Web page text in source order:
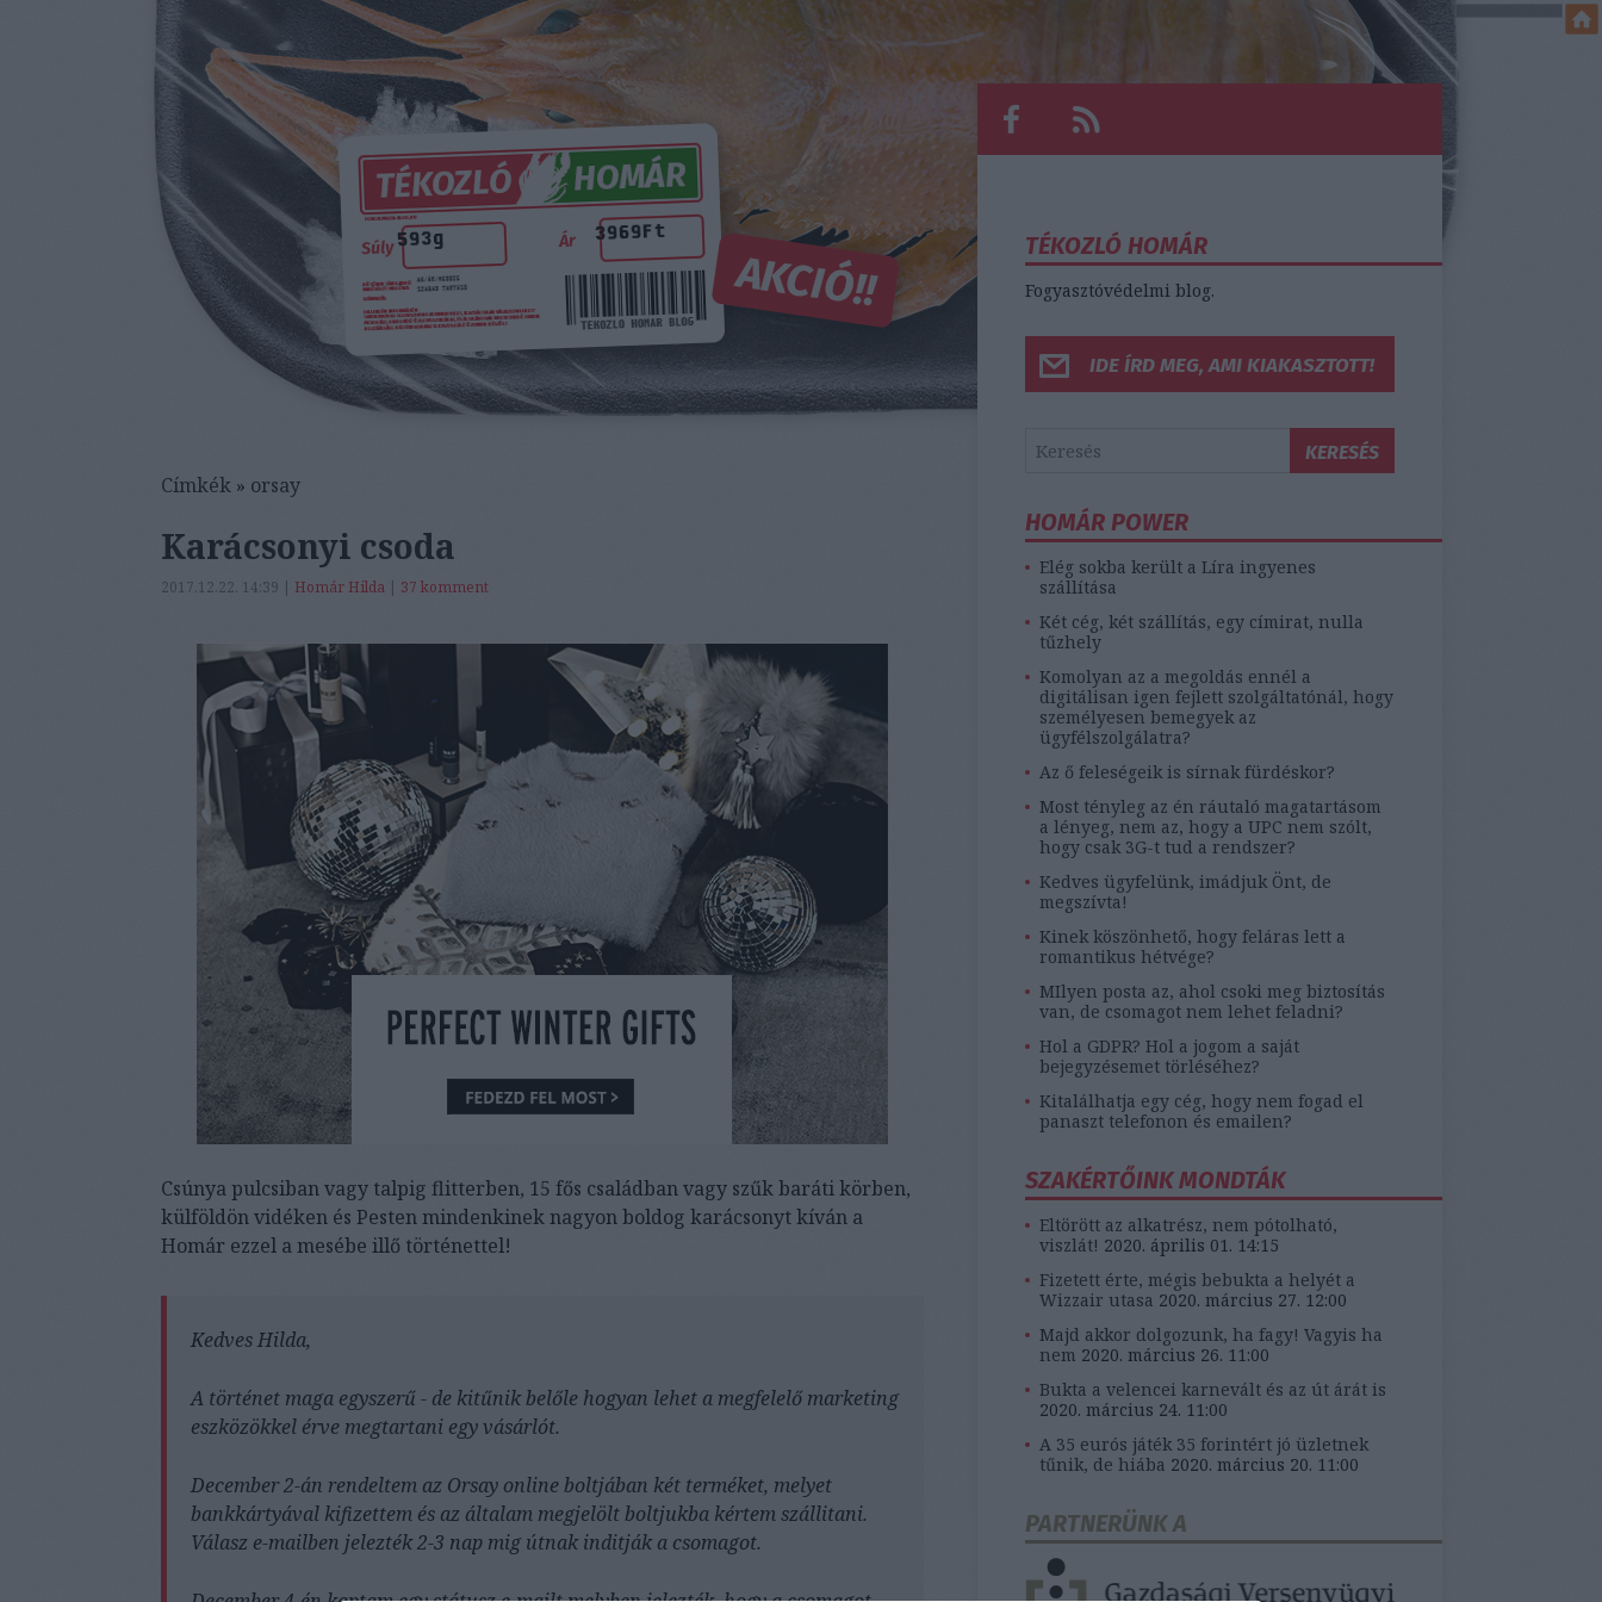
Címkék» orsay
Karácsonyi csoda
2017.12.22. 14:39 | Homár Hilda | 37 komment
Csúnya pulcsiban vagy talpig flitterben, 15 fős családban vagy szűk baráti körben,
külföldön vidéken és Pesten mindenkinek nagyon boldog karácsonyt kíván a
Homár ezzel a mesébe illő történettel!
Kedves Hilda,
A történet maga egyszerű - de kitűnik belőle hogyan lehet a megfelelő marketing
eszközökkel érve megtartani egy vásárlót.
December 2-án rendeltem az Orsay online boltjában két terméket, melyet
bankkártyával kifizettem és az általam megjelölt boltjukba kértem szállitani.
Válasz e-mailben jelezték 2-3 nap mig útnak inditják a csomagot.
TÉKOZLÓ HOMÁR
Fogyasztóvédelmi blog.
IDE ÍRD MEG, AMI KIAKASZTOTT!
HOMÁR POWER
Elég sokba került a Líra ingyenes
szállítása
Két cég, két szállítás, egy címirat, nulla
tűzhely
Komolyan az a megoldás ennél a
digitálisan igen fejlett szolgáltatónál, hogy
személyesen bemegyek az
ügyfélszolgálatra?
Az ő feleségeik is sírnak fürdéskor?
Most tényleg az én ráutaló magatartásom
a lényeg, nem az, hogy a UPC nem szólt,
hogy csak 3G-t tud a rendszer?
Kedves ügyfelünk, imádjuk Önt, de
megszívta!
Kinek köszönhető, hogy feláras lett a
romantikus hétvége?
MIlyen posta az, ahol csoki meg biztosítás
van, de csomagot nem lehet feladni?
Hol a GDPR? Hol a jogom a saját
bejegyzésemet törléséhez?
Kitalálhatja egy cég, hogy nem fogad el
panaszt telefonon és emailen?
SZAKÉRTŐINK MONDTÁK
Eltörött az alkatrész, nem pótolható,
viszlát! 2020. április 01. 14:15
Fizetett érte, mégis bebukta a helyét a
Wizzair utasa 2020. március 27. 12:00
Majd akkor dolgozunk, ha fagy! Vagyis ha
nem 2020. március 26. 11:00
Bukta a velencei karnevált és az út árát is
2020. március 24. 11:00
A 35 eurós játék 35 forintért jó üzletnek
tűnik, de hiába 2020. március 20. 11:00
PARTNERÜNK A